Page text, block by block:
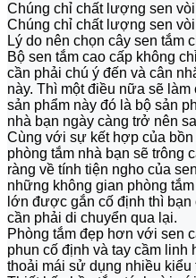
Chúng chỉ chất lượng sen
Chúng chỉ chất lượng sen
Lý do nên chọn cây sen tắm
Bộ sen tắm cao cấp không
cần phải chú ý đến và cân
này. Thì một điều nữa sẽ
sản phẩm này đó là bộ sản
nhà bạn ngày càng trở nên
Cùng với sự kết hợp của
phòng tắm nhà bạn sẽ trông
ràng về tính tiện ngho của
những không gian phòng
lớn được gắn cố định thì bạn
cần phải di chuyển qua lại.
Phòng tắm đẹp hơn với sen
phun cố định và tay cầm
thoải mái sử dụng nhiều kiểu